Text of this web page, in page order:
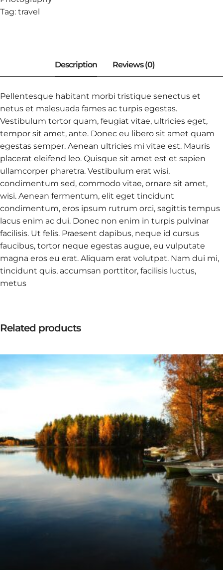
Tag: travel
Pellentesque habitant morbi tristique senectus et
netus et malesuada fames ac turpis egestas.
Vestibulum tortor quam, feugiat vitae, ultricies eget,
tempor sit amet, ante. Donec eu libero sit amet quam
egestas semper. Aenean ultricies mi vitae est. Mauris
placerat eleifend leo. Quisque sit amet est et sapien
ullamcorper pharetra. Vestibulum erat wisi,
condimentum sed, commodo vitae, ornare sit amet,
wisi. Aenean fermentum, elit eget tincidunt
condimentum, eros ipsum rutrum orci, sagittis tempus
lacus enim ac dui. Donec non enim in turpis pulvinar
facilisis. Ut felis. Praesent dapibus, neque id cursus
faucibus, tortor neque egestas augue, eu vulputate
magna eros eu erat. Aliquam erat volutpat. Nam dui mi,
tincidunt quis, accumsan porttitor, facilisis luctus,
metus
Related products